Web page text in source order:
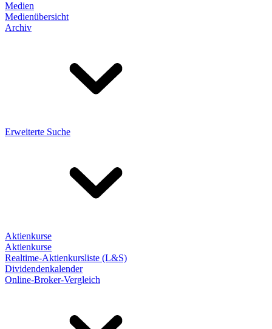
Medien
Medienübersicht
Archiv
Erweiterte Suche
Aktienkurse
Aktienkurse
Realtime-Aktienkursliste (L&S)
Dividendenkalender
Online-Broker-Vergleich